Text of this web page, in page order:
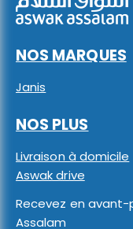
NOS MARQUES
Janis
NOS PLUS
Livraison à domicile
Aswak drive
Recevez en
Assalam